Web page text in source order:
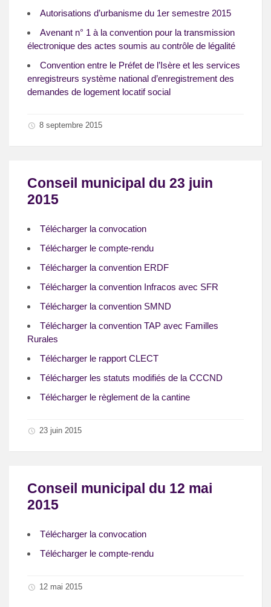
Autorisations d’urbanisme du 1er semestre 2015
Avenant n° 1 à la convention pour la transmission
électronique des actes soumis au contrôle de légalité
Convention entre le Préfet de l’Isère et les services
enregistreurs système national d’enregistrement des
demandes de logement locatif social
8 septembre 2015
Conseil municipal du 23 juin
2015
Télécharger la convocation
Télécharger le compte-rendu
Télécharger la convention ERDF
Télécharger la convention Infracos avec SFR
Télécharger la convention SMND
Télécharger la convention TAP avec Familles
Rurales
Télécharger le rapport CLECT
Télécharger les statuts modifiés de la CCCND
Télécharger le règlement de la cantine
23 juin 2015
Conseil municipal du 12 mai
2015
Télécharger la convocation
Télécharger le compte-rendu
12 mai 2015